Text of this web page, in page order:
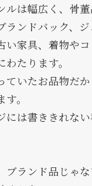
ルは幅広く、骨
ランドバック、
い家具、着物や
たります。
ていたお品物だ
。
には書ききれな
ブランド品じゃ